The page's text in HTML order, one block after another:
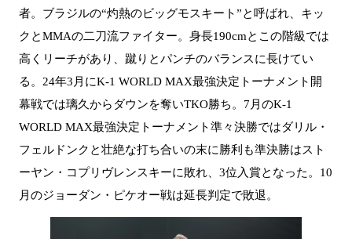
者。ブラジルの“灼熱のビッグモスキート”と呼ばれ、キッ
クとMMAの二刀流ファイター。身長190cmとこの階級では
高くリーチがあり、蹴りとパンチのバランスに長けてい
る。24年3月にK-1 WORLD MAX最強決定トーナメント開
幕戦では璃久からダウンを奪いTKO勝ち。7月のK-1
WORLD MAX最強決定トーナメント準々決勝ではダリル・
フェルドンクと壮絶な打ち合いの末に勝利も準決勝はスト
ーヤン・コプリヴレンスキーに敗れ、3位入賞となった。10
月のジョーダン・ピケオー戦は延長判定で敗退。